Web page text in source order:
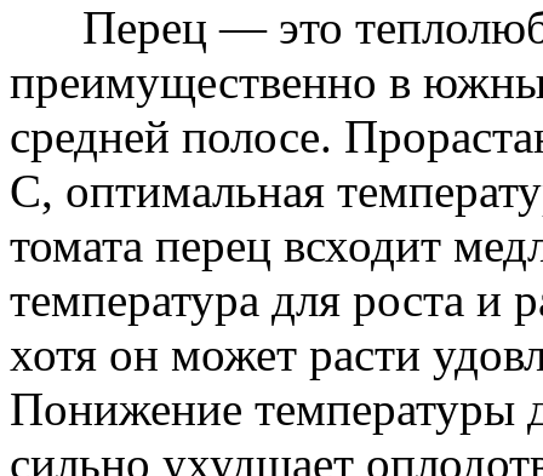
Перец — это
преимущественно в
средней полосе.
С, оптимальная
томата перец всходит
температура для роста и
хотя он может расти
Понижение температуры
сильно ухудшает